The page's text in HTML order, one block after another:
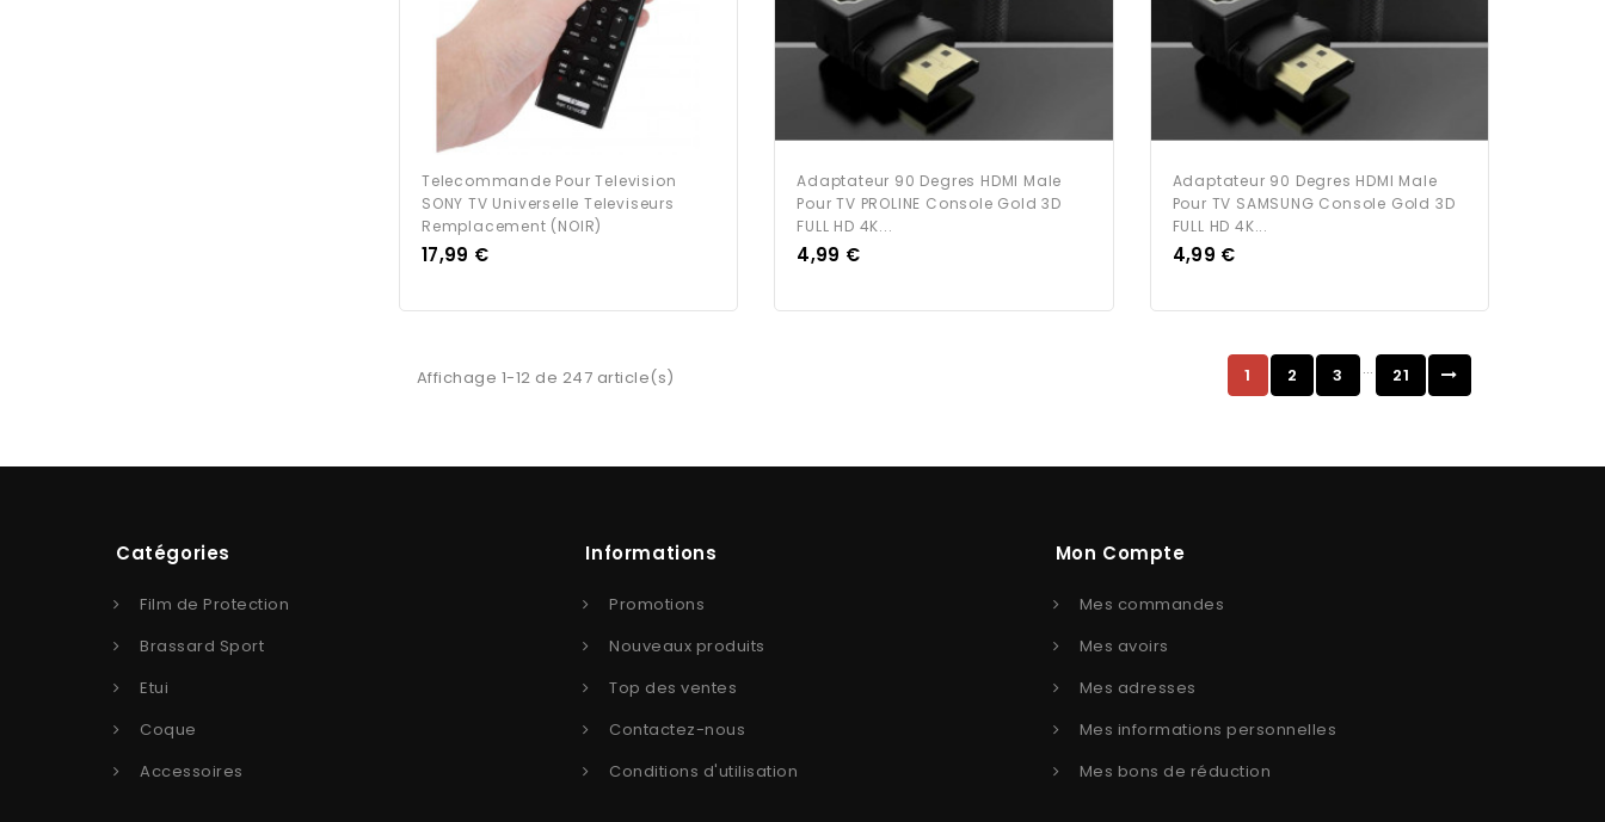
Telecommande Pour Television
SONY TV Universelle Televiseurs
Remplacement (NOIR)
Prix
17,99 €
Adaptateur 90 Degres HDMI Male
Pour TV PROLINE Console Gold 3D
FULL HD 4K...
Prix
4,99 €
Adaptateur 90 Degres HDMI Male
Pour TV SAMSUNG Console Gold 3D
FULL HD 4K...
Prix
4,99 €
Affichage 1-12 de 247 article(s) 1 2 3 … 21
Catégories
Film de Protection
Brassard Sport
Etui
Coque
Accessoires
Informations
Promotions
Nouveaux produits
Top des ventes
Contactez-nous
Conditions d'utilisation
Mon Compte
Mes commandes
Mes avoirs
Mes adresses
Mes informations personnelles
Mes bons de réduction